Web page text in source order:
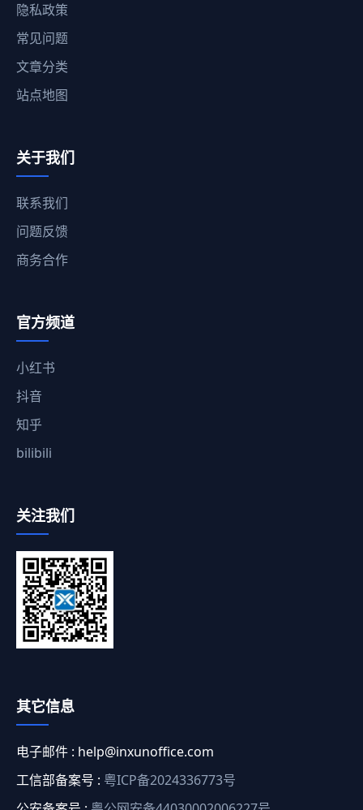
隐私政策
常见问题
文章分类
站点地图
关于我们
联系我们
问题反馈
商务合作
官方频道
小红书
抖音
知乎
bilibili
关注我们
其它信息
电子邮件 : help@inxunoffice.com
工信部备案号 : 粤ICP备2024336773号